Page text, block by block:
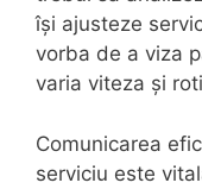
își ajusteze
vorba de a viza
varia viteza și
Comunicarea
serviciu este